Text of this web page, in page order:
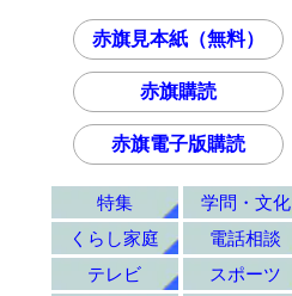
赤旗見本紙（無料）
赤旗購読
赤旗電子版購読
特集
学問・文化
くらし家庭
電話相談
テレビ
スポーツ